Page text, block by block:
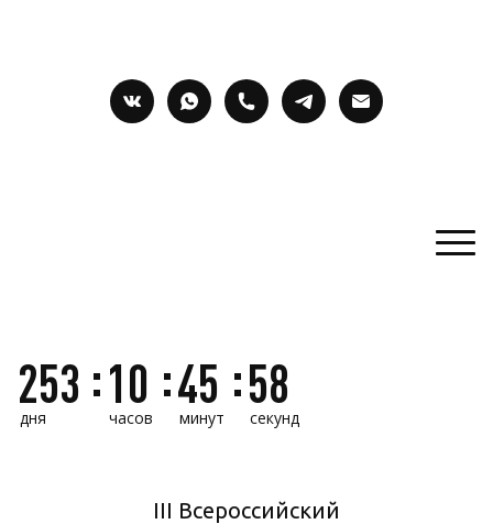
253
дня
10
часов
45
минут
56
секунд
III Всероссийский